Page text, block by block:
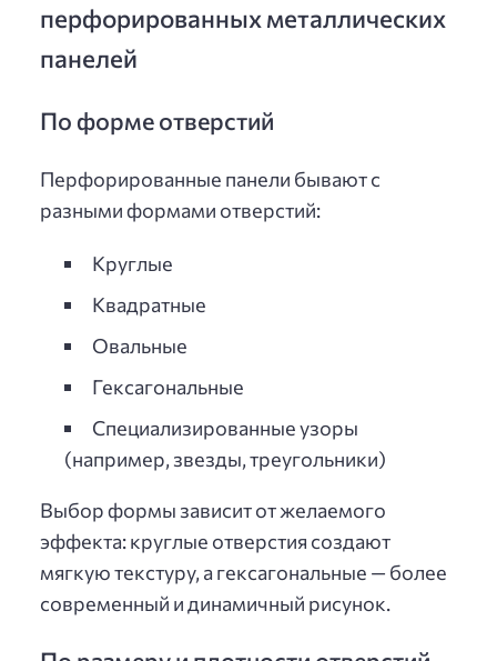
перфорированных металлических
панелей
По форме отверстий
Перфорированные панели бывают с
разными формами отверстий:
Круглые
Квадратные
Овальные
Гексагональные
Специализированные узоры
(например, звезды, треугольники)
Выбор формы зависит от желаемого
эффекта: круглые отверстия создают
мягкую текстуру, а гексагональные — более
современный и динамичный рисунок.